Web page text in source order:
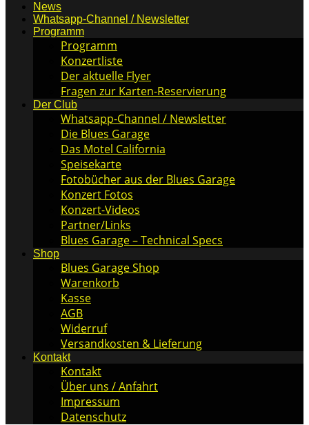
News
Whatsapp-Channel / Newsletter
Programm
Programm
Konzertliste
Der aktuelle Flyer
Fragen zur Karten-Reservierung
Der Club
Whatsapp-Channel / Newsletter
Die Blues Garage
Das Motel California
Speisekarte
Fotobücher aus der Blues Garage
Konzert Fotos
Konzert-Videos
Partner/Links
Blues Garage – Technical Specs
Shop
Blues Garage Shop
Warenkorb
Kasse
AGB
Widerruf
Versandkosten & Lieferung
Kontakt
Kontakt
Über uns / Anfahrt
Impressum
Datenschutz